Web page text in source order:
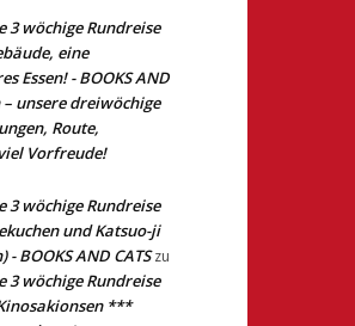
3 wöchige Rundreise
eine
Essen! - BOOKS AND
unsere dreiwöchige
Route,
Vorfreude!
3 wöchige Rundreise
und Katsuo-ji
BOOKS AND CATSzu
3 wöchige Rundreise
***